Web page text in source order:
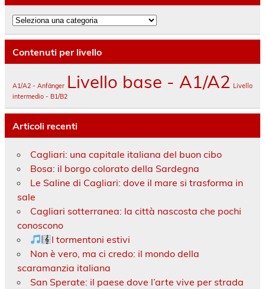
Categorie
Contenuti per livello
A1/A2 - Anfänger Livello base - A1/A2 Livello
intermedio - B1/B2
Articoli recenti
Cagliari: una capitale italiana del buon cibo
Bosa: il borgo colorato della Sardegna
Le Saline di Cagliari: dove il mare si trasforma in
sale
Cagliari sotterranea: la città nascosta che pochi
conoscono
I tormentoni estivi
Non è vero, ma ci credo: il mondo della
scaramanzia italiana
San Sperate: il paese dove l’arte vive per strada